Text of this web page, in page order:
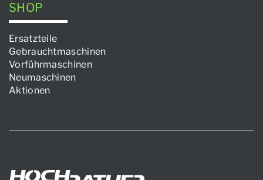
SHOP
Ersatzteile
Gebrauchtmaschinen
Vorführmaschinen
Neumaschinen
Aktionen